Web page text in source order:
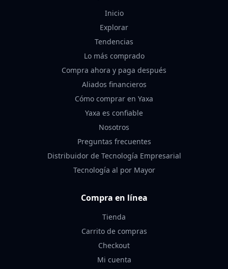
Inicio
Explorar
Tendencias
Lo más comprado
Compra ahora y paga después
Aliados financieros
Cómo comprar en Yaxa
Yaxa es confiable
Nosotros
Preguntas frecuentes
Distribuidor de Tecnología Empresarial
Tecnología al por Mayor
Compra en línea
Tienda
Carrito de compras
Checkout
Mi cuenta